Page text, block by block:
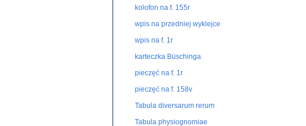
kolofon na f. 155r
wpis na przedniej wyklejce
wpis na f. 1r
karteczka Büschinga
pieczęć na f. 1r
pieczęć na f. 158v
Tabula diversarum rerum
Tabula physiognomiae